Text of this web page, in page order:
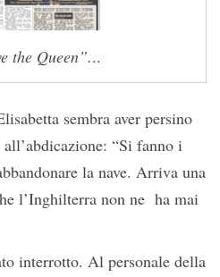
the Queen”...
sembra aver persino
“Si fanno i
la nave. Arriva una
l’Inghilterra non ne ha mai
interrotto. Al personale della